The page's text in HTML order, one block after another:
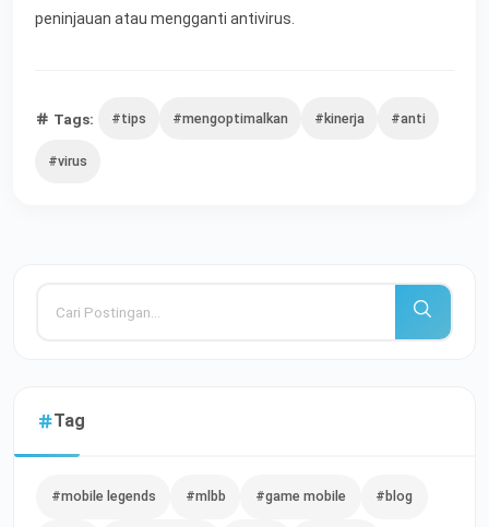
peninjauan atau mengganti antivirus.
Tags: #tips #mengoptimalkan #kinerja #anti
#virus
Tag
#mobile legends #mlbb #game mobile #blog